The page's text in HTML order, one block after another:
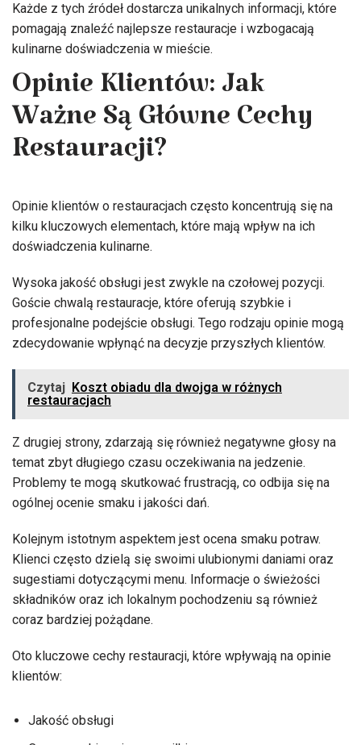
Każde z tych źródeł dostarcza unikalnych informacji, które
pomagają znaleźć najlepsze restauracje i wzbogacają
kulinarne doświadczenia w mieście.
Opinie Klientów: Jak
Ważne Są Główne Cechy
Restauracji?
Opinie klientów o restauracjach często koncentrują się na
kilku kluczowych elementach, które mają wpływ na ich
doświadczenia kulinarne.
Wysoka jakość obsługi jest zwykle na czołowej pozycji.
Goście chwalą restauracje, które oferują szybkie i
profesjonalne podejście obsługi. Tego rodzaju opinie mogą
zdecydowanie wpłynąć na decyzje przyszłych klientów.
Czytaj Koszt obiadu dla dwojga w różnych
restauracjach
Z drugiej strony, zdarzają się również negatywne głosy na
temat zbyt długiego czasu oczekiwania na jedzenie.
Problemy te mogą skutkować frustracją, co odbija się na
ogólnej ocenie smaku i jakości dań.
Kolejnym istotnym aspektem jest ocena smaku potraw.
Klienci często dzielą się swoimi ulubionymi daniami oraz
sugestiami dotyczącymi menu. Informacje o świeżości
składników oraz ich lokalnym pochodzeniu są również
coraz bardziej pożądane.
Oto kluczowe cechy restauracji, które wpływają na opinie
klientów:
Jakość obsługi